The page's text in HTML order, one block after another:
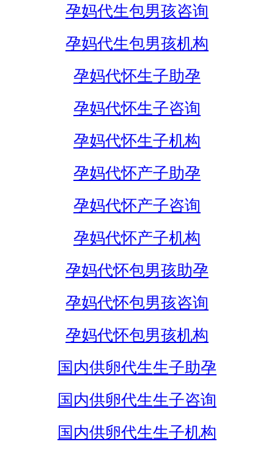
孕妈代生包男孩咨询
孕妈代生包男孩机构
孕妈代怀生子助孕
孕妈代怀生子咨询
孕妈代怀生子机构
孕妈代怀产子助孕
孕妈代怀产子咨询
孕妈代怀产子机构
孕妈代怀包男孩助孕
孕妈代怀包男孩咨询
孕妈代怀包男孩机构
国内供卵代生生子助孕
国内供卵代生生子咨询
国内供卵代生生子机构